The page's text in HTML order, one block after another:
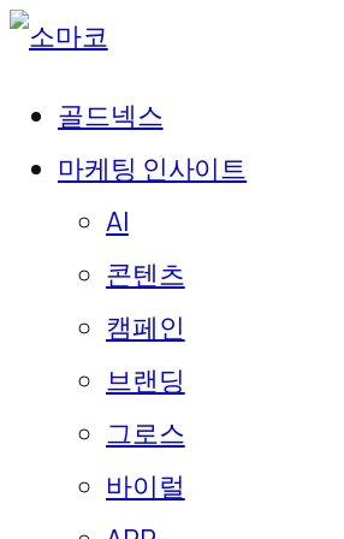
골드넥스
마케팅 인사이트
AI
콘텐츠
캠페인
브랜딩
그로스
바이럴